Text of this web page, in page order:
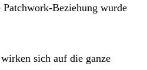
Beziehung wurde
sich auf die ganze